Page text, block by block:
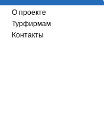
О проекте
Турфирмам
Контакты